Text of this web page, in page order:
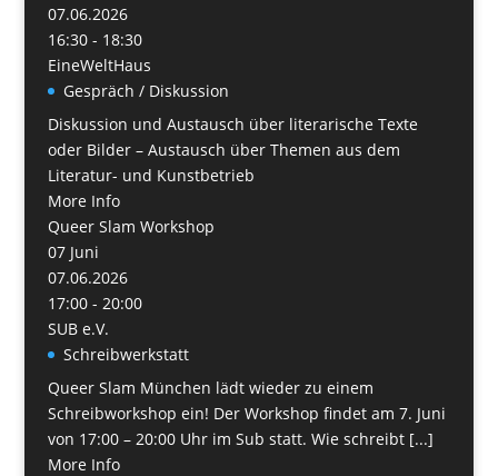
07.06.2026
16:30 - 18:30
EineWeltHaus
Gespräch / Diskussion
Diskussion und Austausch über literarische Texte
oder Bilder – Austausch über Themen aus dem
Literatur- und Kunstbetrieb
More Info
Queer Slam Workshop
07 Juni
07.06.2026
17:00 - 20:00
SUB e.V.
Schreibwerkstatt
Queer Slam München lädt wieder zu einem
Schreibworkshop ein! Der Workshop findet am 7. Juni
von 17:00 – 20:00 Uhr im Sub statt. Wie schreibt [...]
More Info